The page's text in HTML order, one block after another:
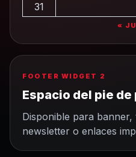
31
«
FOOTER WIDGET 2
Espacio del pie de
Disponible para
newsletter o enlaces